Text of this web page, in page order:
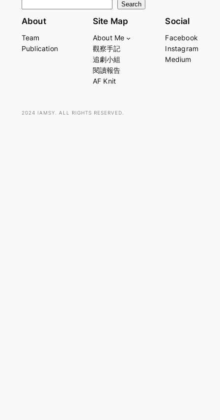
e
r
Search
About
Team
Publication
Site Map
About Me
觀察手記
追劇小組
閱讀報告
AF Knit
Social
Facebook
Instagram
Medium
2024 IAMSY. ALL RIGHTS RESERVED.